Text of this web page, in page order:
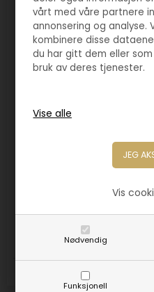
vårt med våre partnere
annonsering og analyse.
kombinere disse
du har gitt dem eller
bruk av deres tjenester.
Nødvendig
Funksjonell
Vis